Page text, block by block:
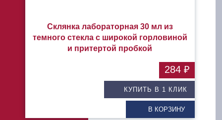
Склянка лабораторная 30 мл из
темного стекла с широкой горловиной
и притертой пробкой
КУПИТЬ В 1 КЛИК
В КОРЗИНУ
284 ₽